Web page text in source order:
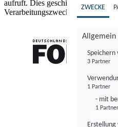
aufruft. Dies geschieht für einen
Verarbeitungszwecke.
ZWECKE
Allgemein
3 Partner
1 Partner
- mit
1 Partner
FONDS professionell